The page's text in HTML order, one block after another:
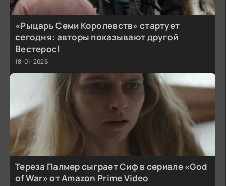
«Рыцарь Семи Королевств» стартует
сегодня: авторы показывают другой
Вестерос!
18-01-2026
Тереза Палмер сыграет Сиф в сериале «God
of War» от Amazon Prime Video